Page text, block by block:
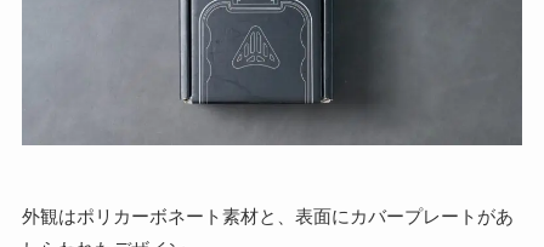
外観はポリカーボネート素材と、表面にカバープレートがあ